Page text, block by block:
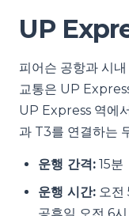
UP
피어슨 공항과 시
교통은 UP
UP Express 역에
과 T3를 연결하는
운행 간격: 15분
운행 시간: 오전